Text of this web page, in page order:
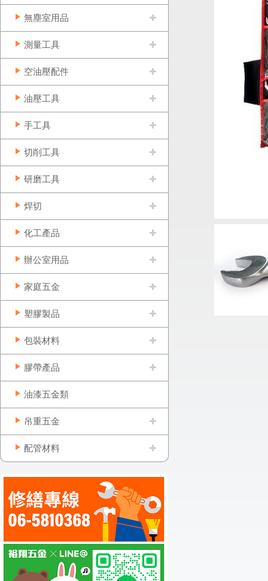
無塵室用品
測量工具
空油壓配件
油壓工具
手工具
切削工具
研磨工具
焊切
化工產品
辦公室用品
家庭五金
塑膠製品
包裝材料
膠帶產品
油漆五金類
吊重五金
配管材料